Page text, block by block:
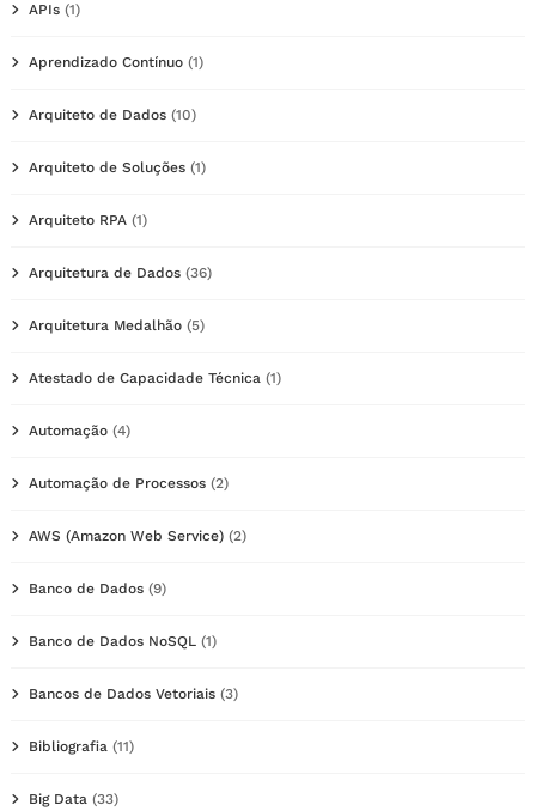
APIs (1)
Aprendizado Contínuo (1)
Arquiteto de Dados (10)
Arquiteto de Soluções (1)
Arquiteto RPA (1)
Arquitetura de Dados (36)
Arquitetura Medalhão (5)
Atestado de Capacidade Técnica (1)
Automação (4)
Automação de Processos (2)
AWS (Amazon Web Service) (2)
Banco de Dados (9)
Banco de Dados NoSQL (1)
Bancos de Dados Vetoriais (3)
Bibliografia (11)
Big Data (33)